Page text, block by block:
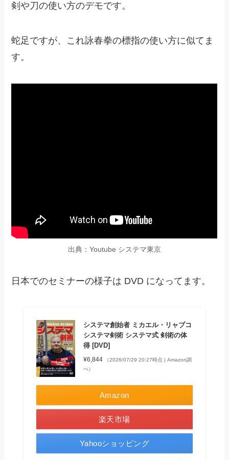
剣や刀の使い方のデモです。
蛇足ですが、これ詠春拳の標指の使い方に似てま
す。
出典：Youtube システマ東京
日本でのセミナーの様子は DVD になってます。
システマ創始者 ミカエル・リャブコ
システマ剣術 システマ式 剣術の体
得 [DVD]
¥6,844
（2026/07/29 20:27時点 | Amazon調
べ）
Amazon
楽天市場
Yahooショッピング